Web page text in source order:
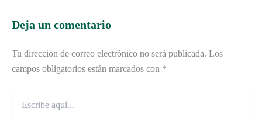
Deja un comentario
Tu dirección de correo electrónico no será publicada. Los
campos obligatorios están marcados con *
aquí...